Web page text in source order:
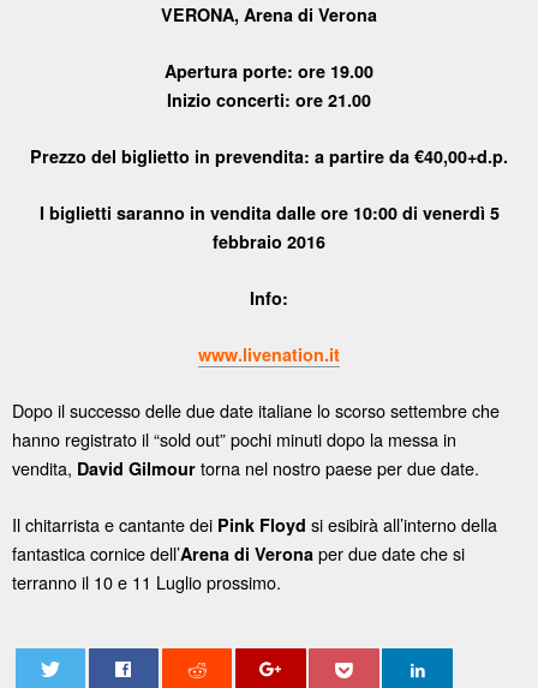
VERONA, Arena di Verona
Apertura porte: ore 19.00
Inizio concerti: ore 21.00
Prezzo del biglietto in prevendita: a partire da €40,00+d.p.
I biglietti saranno in vendita dalle ore 10:00 di venerdì 5
febbraio 2016
Info:
www.livenation.it
Dopo il successo delle due date italiane lo scorso settembre che
hanno registrato il “sold out” pochi minuti dopo la messa in
vendita, David Gilmour torna nel nostro paese per due date.
Il chitarrista e cantante dei Pink Floyd si esibirà all’interno della
fantastica cornice dell’Arena di Verona per due date che si
terranno il 10 e 11 Luglio prossimo.